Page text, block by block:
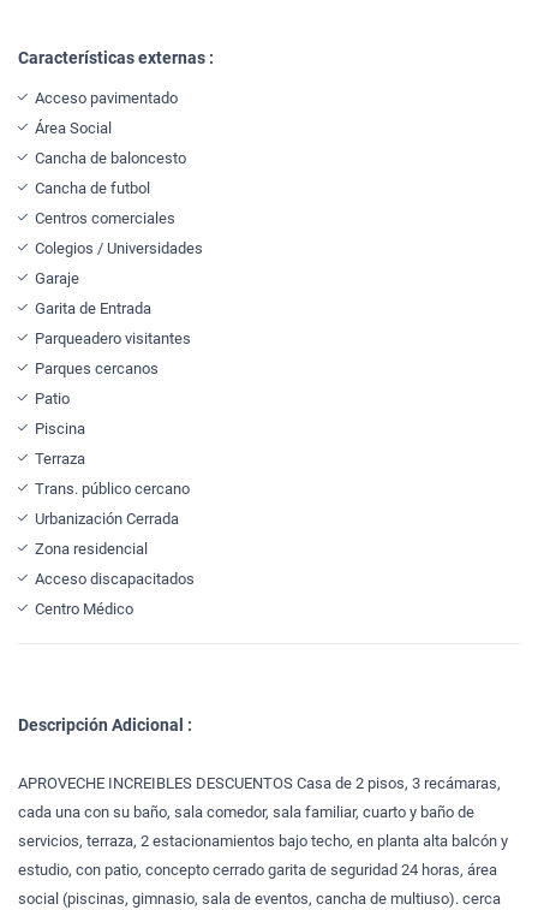
Características externas :
Acceso pavimentado
Área Social
Cancha de baloncesto
Cancha de futbol
Centros comerciales
Colegios / Universidades
Garaje
Garita de Entrada
Parqueadero visitantes
Parques cercanos
Patio
Piscina
Terraza
Trans. público cercano
Urbanización Cerrada
Zona residencial
Acceso discapacitados
Centro Médico
Descripción Adicional :
APROVECHE INCREIBLES DESCUENTOS Casa de 2 pisos, 3 recámaras,
cada una con su baño, sala comedor, sala familiar, cuarto y baño de
servicios, terraza, 2 estacionamientos bajo techo, en planta alta balcón y
estudio, con patio, concepto cerrado garita de seguridad 24 horas, área
social (piscinas, gimnasio, sala de eventos, cancha de multiuso). cerca